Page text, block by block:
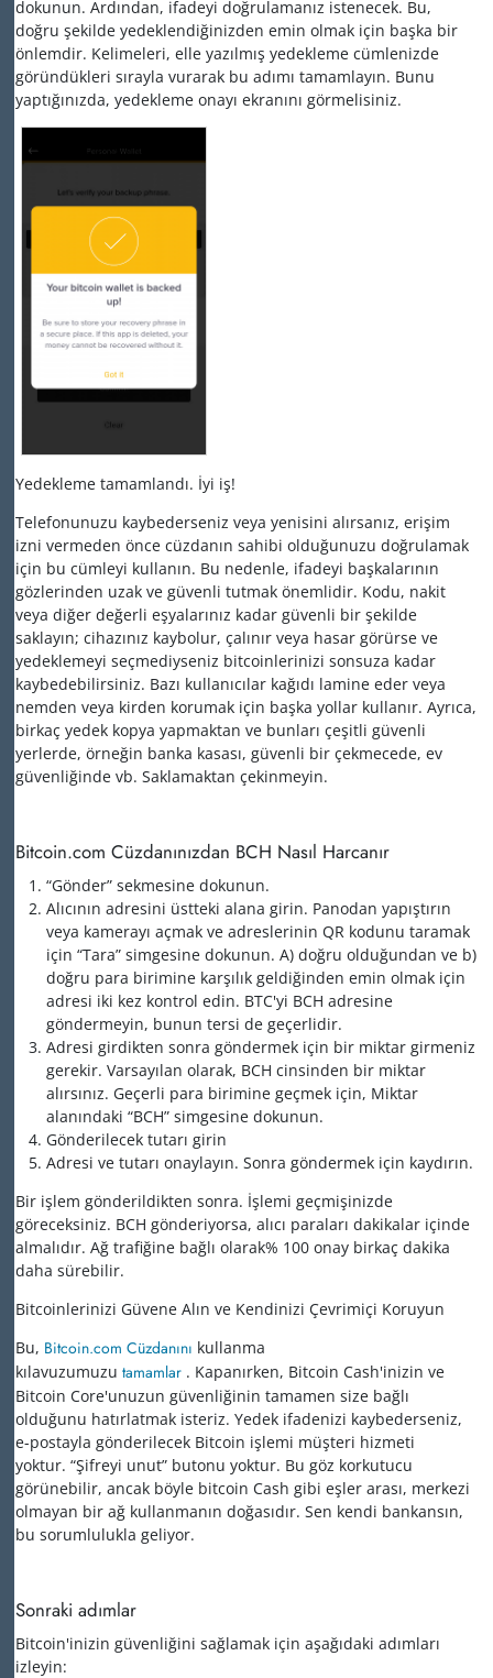
dokunun. Ardından, ifadeyi doğrulamanız istenecek. Bu,
doğru şekilde yedeklendiğinizden emin olmak için başka bir
önlemdir. Kelimeleri, elle yazılmış yedekleme cümlenizde
göründükleri sırayla vurarak bu adımı tamamlayın. Bunu
yaptığınızda, yedekleme onayı ekranını görmelisiniz.
Yedekleme tamamlandı. İyi iş!
Telefonunuzu kaybederseniz veya yenisini alırsanız, erişim
izni vermeden önce cüzdanın sahibi olduğunuzu doğrulamak
için bu cümleyi kullanın. Bu nedenle, ifadeyi başkalarının
gözlerinden uzak ve güvenli tutmak önemlidir. Kodu, nakit
veya diğer değerli eşyalarınız kadar güvenli bir şekilde
saklayın; cihazınız kaybolur, çalınır veya hasar görürse ve
yedeklemeyi seçmediyseniz bitcoinlerinizi sonsuza kadar
kaybedebilirsiniz. Bazı kullanıcılar kağıdı lamine eder veya
nemden veya kirden korumak için başka yollar kullanır. Ayrıca,
birkaç yedek kopya yapmaktan ve bunları çeşitli güvenli
yerlerde, örneğin banka kasası, güvenli bir çekmecede, ev
güvenliğinde vb. Saklamaktan çekinmeyin.
Bitcoin.com Cüzdanınızdan BCH Nasıl Harcanır
“Gönder” sekmesine dokunun.
Alıcının adresini üstteki alana girin. Panodan yapıştırın
veya kamerayı açmak ve adreslerinin QR kodunu taramak
için “Tara” simgesine dokunun. A) doğru olduğundan ve b)
doğru para birimine karşılık geldiğinden emin olmak için
adresi iki kez kontrol edin. BTC'yi BCH adresine
göndermeyin, bunun tersi de geçerlidir.
Adresi girdikten sonra göndermek için bir miktar girmeniz
gerekir. Varsayılan olarak, BCH cinsinden bir miktar
alırsınız. Geçerli para birimine geçmek için, Miktar
alanındaki “BCH” simgesine dokunun.
Gönderilecek tutarı girin
Adresi ve tutarı onaylayın. Sonra göndermek için kaydırın.
Bir işlem gönderildikten sonra. İşlemi geçmişinizde
göreceksiniz. BCH gönderiyorsa, alıcı paraları dakikalar içinde
almalıdır. Ağ trafiğine bağlı olarak% 100 onay birkaç dakika
daha sürebilir.
Bitcoinlerinizi Güvene Alın ve Kendinizi Çevrimiçi Koruyun
Bu, Bitcoin.com Cüzdanını kullanma
kılavuzumuzu tamamlar . Kapanırken, Bitcoin Cash'inizin ve
Bitcoin Core'unuzun güvenliğinin tamamen size bağlı
olduğunu hatırlatmak isteriz. Yedek ifadenizi kaybederseniz,
e-postayla gönderilecek Bitcoin işlemi müşteri hizmeti
yoktur. “Şifreyi unut” butonu yoktur. Bu göz korkutucu
görünebilir, ancak böyle bitcoin Cash gibi eşler arası, merkezi
olmayan bir ağ kullanmanın doğasıdır. Sen kendi bankansın,
bu sorumlulukla geliyor.
Sonraki adımlar
Bitcoin'inizin güvenliğini sağlamak için aşağıdaki adımları
izleyin: